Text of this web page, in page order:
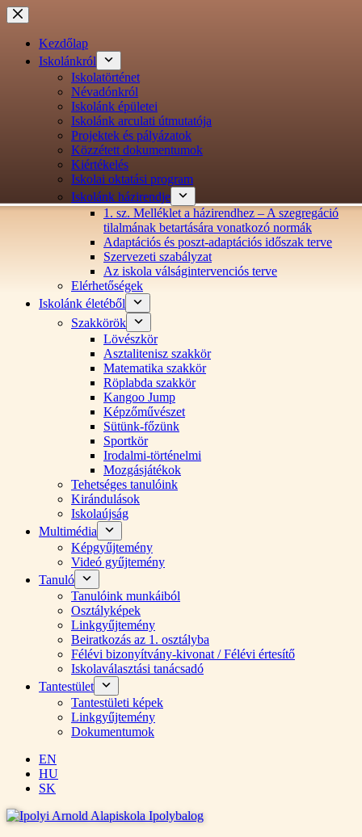
Ugrás
a
tartalomraKezdőlap
Iskolánkról
Iskolatörténet
Névadónkról
Iskolánk épületei
Iskolánk arculati útmutatója
Projektek és pályázatok
Közzétett dokumentumok
Kiértékelés
Iskolai oktatási program
Iskolánk házirendje
1. sz. Melléklet a házirendhez – A szegregáció
tilalmának betartására vonatkozó normák
Adaptációs és poszt-adaptációs időszak terve
Szervezeti szabályzat
Az iskola válságintervenciós terve
Elérhetőségek
Iskolánk életéből
Szakkörök
Lövészkör
Asztalitenisz szakkör
Matematika szakkör
Röplabda szakkör
Kangoo Jump
Képzőművészet
Sütünk-főzünk
Sportkör
Irodalmi-történelmi
Mozgásjátékok
Tehetséges tanulóink
Kirándulások
Iskolaújság
Multimédia
Képgyűjtemény
Videó gyűjtemény
Tanuló
Tanulóink munkáiból
Osztályképek
Linkgyűjtemény
Beiratkozás az 1. osztályba
Félévi bizonyítvány-kivonat / Félévi értesítő
Iskolaválasztási tanácsadó
Tantestület
Tantestületi képek
Linkgyűjtemény
Dokumentumok
EN
HU
SK